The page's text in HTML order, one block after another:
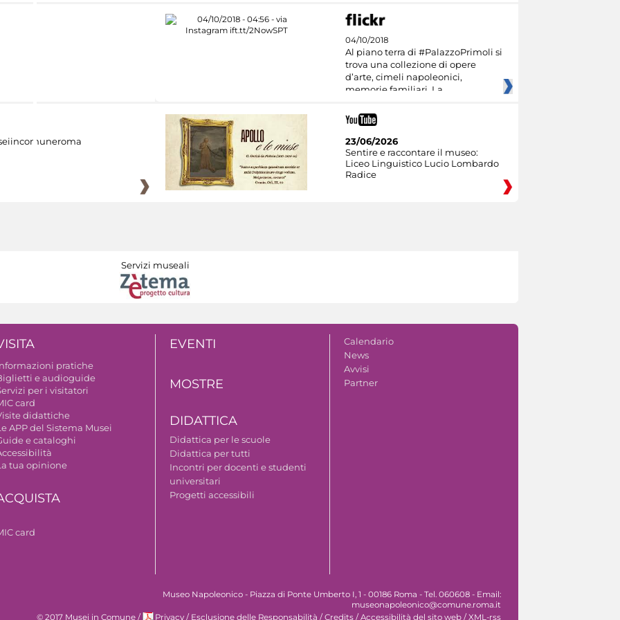
04/10/2018
Al piano terra di #PalazzoPrimoli si
trova una collezione di opere
d’arte, cimeli napoleonici,
memorie familiari. La
23/06/2026
Sentire e raccontare il museo:
Liceo Linguistico Lucio Lombardo
Radice
Servizi museali
pratiche
e audioguide
per i visitatori
card
didattiche
APP del Sistema Musei
e cataloghi
tua opinione
card
EVENTI
MOSTRE
DIDATTICA
Didattica per le scuole
Didattica per tutti
Incontri per docenti e studenti
universitari
Progetti accessibili
Calendario
News
Avvisi
Partner
Museo Napoleonico - Piazza di Ponte Umberto I, 1 - 00186 Roma - Tel. 060608 - Email:
museonapoleonico@comune.roma.it
© 2017 Musei in Comune / Privacy / Esclusione delle Responsabilità / Credits / Accessibilità del sito web / XML-rss